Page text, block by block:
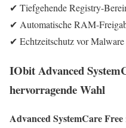
✔ Tiefgehende Registry-
✔ Automatische RAM-
✔ Echtzeitschutz vor
IObitAdvanced
hervorragende Wahl
Advanced SystemCare Free